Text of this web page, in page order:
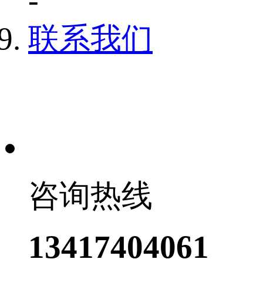
联系我们
咨询热线
13417404061